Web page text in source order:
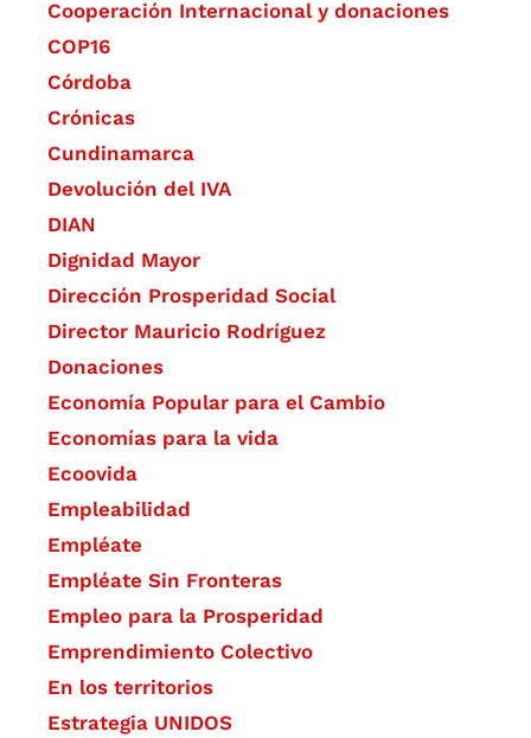
Cooperación Internacional y donaciones
COP16
Córdoba
Crónicas
Cundinamarca
Devolución del IVA
DIAN
Dignidad Mayor
Dirección Prosperidad Social
Director Mauricio Rodríguez
Donaciones
Economía Popular para el Cambio
Economías para la vida
Ecoovida
Empleabilidad
Empléate
Empléate Sin Fronteras
Empleo para la Prosperidad
Emprendimiento Colectivo
En los territorios
Estrategia UNIDOS